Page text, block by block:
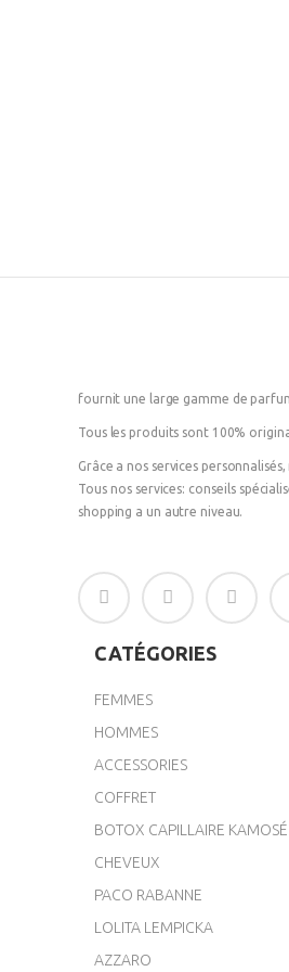
fournit une large gamme de
Tous les produits sont 100%
Grâce a nos services
Tous nos services: conseils
shopping a un autre niveau.
CATÉGORIES
FEMMES
HOMMES
ACCESSORIES
COFFRET
BOTOX CAPILLAIRE KAMOSÉ
CHEVEUX
PACO RABANNE
LOLITA LEMPICKA
AZZARO